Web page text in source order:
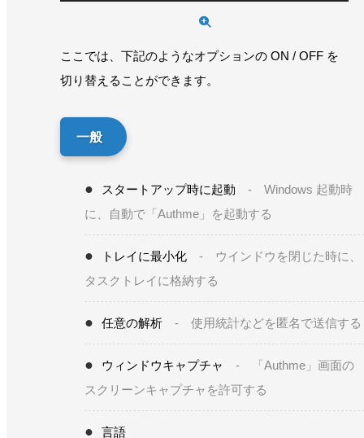
ここでは、下記のようなオプションの ON / OFF を
切り替えることができます。
一般
スタートアップ時に起動 - Windows 起動時
に、自動で「Authme」を起動する
トレイに最小化 - ウインドウを閉じた時に、
タスクトレイに格納する
任意の解析 - 使用統計などを匿名で送信する
ウィンドウキャプチャ - 「Authme」画面の
スクリーンキャプチャを許可する
言語